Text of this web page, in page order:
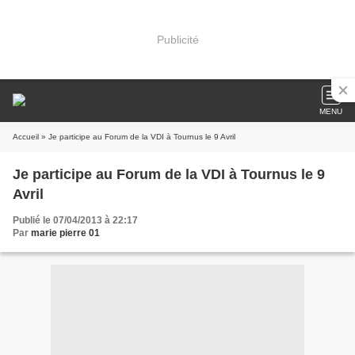
Publicité
MENU
Accueil » Je participe au Forum de la VDI à Tournus le 9 Avril
Je participe au Forum de la VDI à Tournus le 9
Avril
Publié le 07/04/2013 à 22:17
Par marie pierre 01